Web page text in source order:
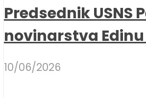
Predsednik
novinarstva
10/06/2026